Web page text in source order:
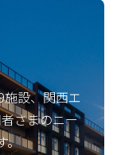
設、関西エ
さまのニー
。